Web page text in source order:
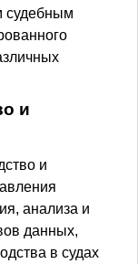
судебным
и
и
анализа и
данных,
в судах